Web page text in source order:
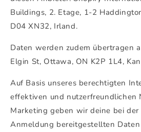
Buildings, 2. Etage, 1-2
D04 XN32, Irland.
Daten werden zudem übertragen
Elgin St, Ottawa, ON K2P 1L4,
Auf Basis unseres berechtigten
effektiven und nutzerfreundlichen
Marketing geben wir deine bei
Anmeldung bereitgestellten